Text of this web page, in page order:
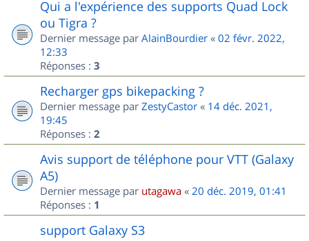
Qui a l'expérience des supports Quad Lock
ou Tigra ?
Dernier message par AlainBourdier « 02 févr. 2022,
12:33
Réponses : 3
Recharger gps bikepacking ?
Dernier message par ZestyCastor « 14 déc. 2021,
19:45
Réponses : 2
Avis support de téléphone pour VTT (Galaxy
A5)
Dernier message par utagawa « 20 déc. 2019, 01:41
Réponses : 1
support Galaxy S3